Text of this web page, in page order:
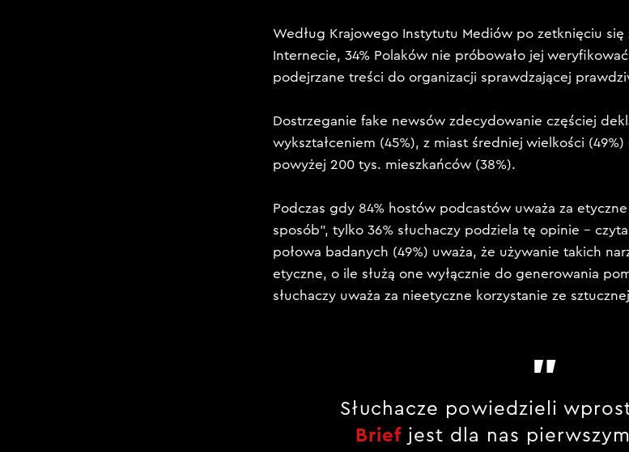
Według Krajowego Instytutu Mediów po zetknięciu
Internecie, 34% Polaków nie próbowało jej
podejrzane treści do organizacji sprawdzającej
Dostrzeganie fake newsów zdecydowanie częściej
wykształceniem (45%), z miast średniej wielkości
powyżej 200 tys. mieszkańców (38%).
Podczas gdy 84% hostów podcastów uważa za
sposób”, tylko 36% słuchaczy podziela tę opinie –
połowa badanych (49%) uważa, że używanie takich
etyczne, o ile służą one wyłącznie do generowania
słuchaczy uważa za nieetyczne korzystanie ze
Słuchacze powiedzieli
Brief jest dla nas